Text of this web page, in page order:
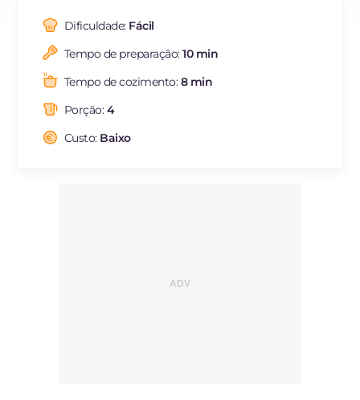
ES
FR
NL
Dificuldade: Fácil
Tempo de preparação:10 min
Tempo de cozimento:8 min
Porção:4
Custo: Baixo